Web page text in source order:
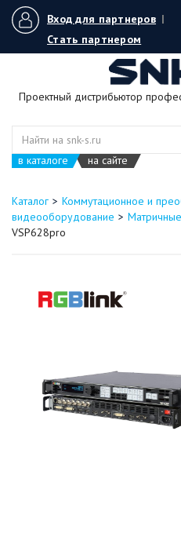
Вход для партнеров |
Стать партнером
Проектный дистрибьютор
в каталоге на сайте
Каталог
Коммутационное и
видеооборудование
VSP628pro